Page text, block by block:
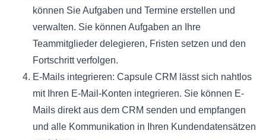
können Sie Aufgaben und Termine erstellen und
verwalten. Sie können Aufgaben an Ihre
Teammitglieder delegieren, Fristen setzen und den
Fortschritt verfolgen.
E-Mails integrieren: Capsule CRM lässt sich nahtlos
mit Ihren E-Mail-Konten integrieren. Sie können E-
Mails direkt aus dem CRM senden und empfangen
und alle Kommunikation in Ihren Kundendatensätzen